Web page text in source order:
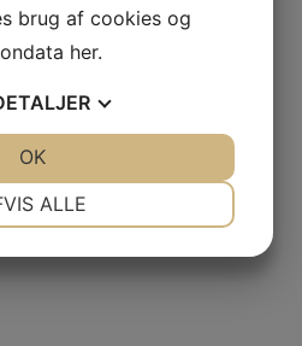
Valseudlægger til Timan
3330 og 3400
brug af cookies og
her.
ALLE
OK